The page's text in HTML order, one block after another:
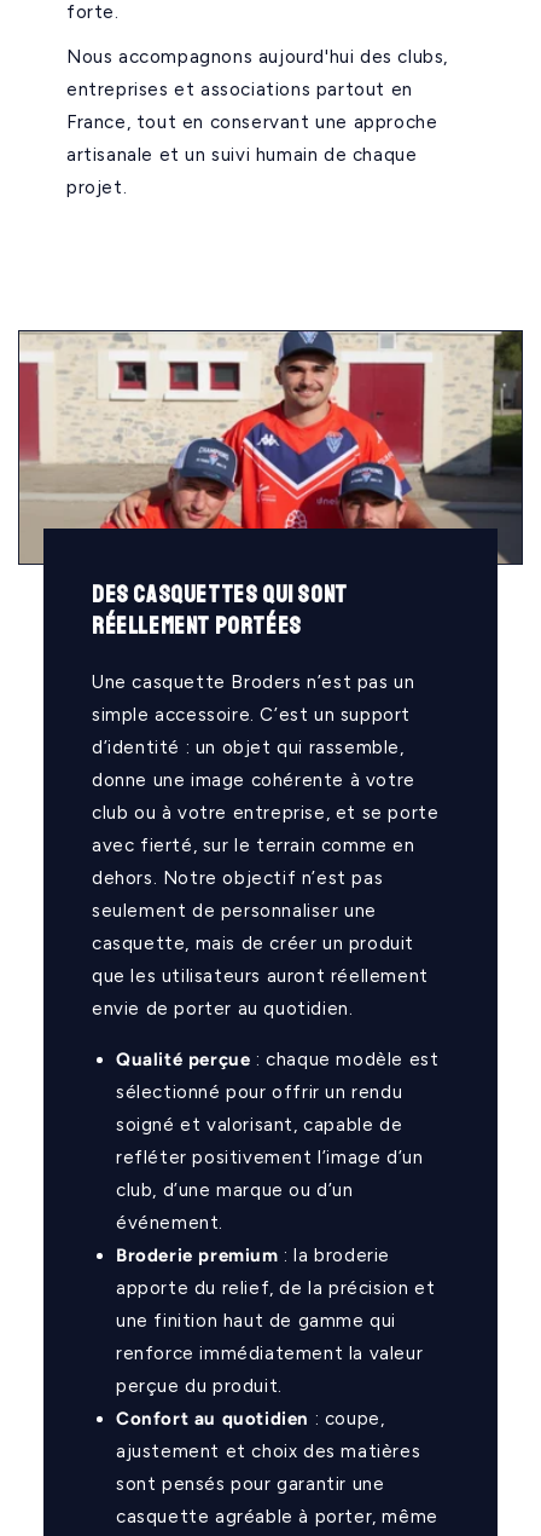
forte.
Nous accompagnons aujourd'hui des clubs,
entreprises et associations partout en
France, tout en conservant une approche
artisanale et un suivi humain de chaque
projet.
Des casquettes qui sont
réellement portées
Une casquette Broders n’est pas un
simple accessoire. C’est un support
d’identité : un objet qui rassemble,
donne une image cohérente à votre
club ou à votre entreprise, et se porte
avec fierté, sur le terrain comme en
dehors. Notre objectif n’est pas
seulement de personnaliser une
casquette, mais de créer un produit
que les utilisateurs auront réellement
envie de porter au quotidien.
Qualité perçue : chaque modèle est
sélectionné pour offrir un rendu
soigné et valorisant, capable de
refléter positivement l’image d’un
club, d’une marque ou d’un
événement.
Broderie premium : la broderie
apporte du relief, de la précision et
une finition haut de gamme qui
renforce immédiatement la valeur
perçue du produit.
Confort au quotidien : coupe,
ajustement et choix des matières
sont pensés pour garantir une
casquette agréable à porter, même